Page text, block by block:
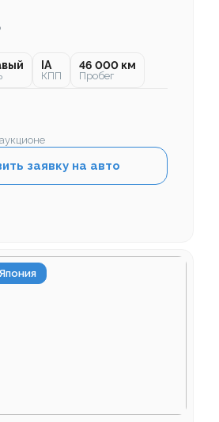
IA
КПП
46 000 км
Пробег
заявку на авто
Япония